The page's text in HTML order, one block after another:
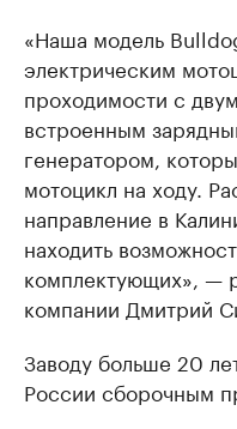
«Наша модель
электрическим
проходимости с
встроенным
генератором,
мотоцикл на ходу.
направление в
находить
комплектующих», —
компании Дмитрий
Заводу больше 20
России сборочным